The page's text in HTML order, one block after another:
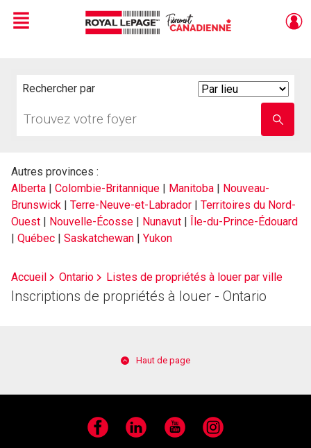
Live
En Direct
Menu
Rechercher par
votre
nom
Autres provinces :
Alberta | Colombie-Britannique | Manitoba | Nouveau-
Brunswick | Terre-Neuve-et-Labrador | Territoires du Nord-
Ouest | Nouvelle-Écosse | Nunavut | Île-du-Prince-Édouard
| Québec | Saskatchewan | Yukon
Accueil Ontario Listes de propriétés à louer par ville
Inscriptions de propriétés à louer - Ontario
Haut de page
Facebook LinkedIn YouTube Instagram